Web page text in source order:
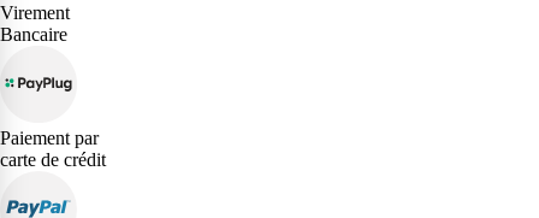
Virement
Bancaire
Paiement par
carte de crédit